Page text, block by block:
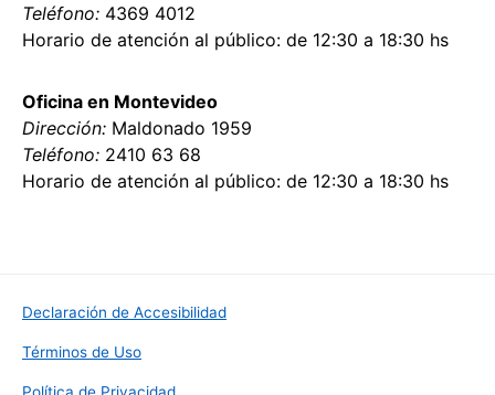
Teléfono: 4369 4012
Horario de atención al público: de 12:30 a 18:30 hs
Oficina en Montevideo
Dirección: Maldonado 1959
Teléfono: 2410 63 68
Horario de atención al público: de 12:30 a 18:30 hs
Declaración de Accesibilidad
Términos de Uso